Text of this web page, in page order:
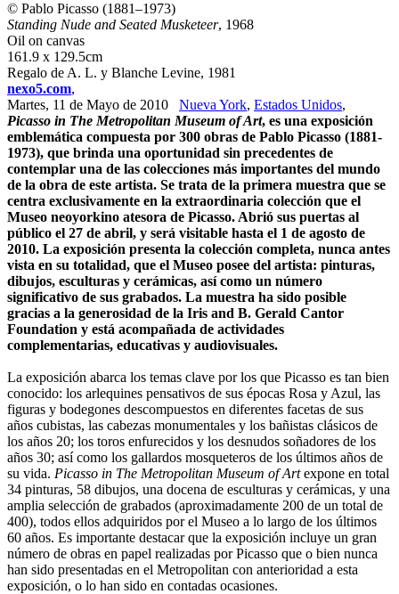
© Pablo Picasso (1881–1973)
Standing Nude and Seated Musketeer, 1968
Oil on canvas
161.9 x 129.5cm
Regalo de A. L. y Blanche Levine, 1981
nexo5.com,
Martes, 11 de Mayo de 2010 Nueva York, Estados Unidos,
Picasso in The Metropolitan Museum of Art, es una exposición
emblemática compuesta por 300 obras de Pablo Picasso (1881-
1973), que brinda una oportunidad sin precedentes de
contemplar una de las colecciones más importantes del mundo
de la obra de este artista. Se trata de la primera muestra que se
centra exclusivamente en la extraordinaria colección que el
Museo neoyorkino atesora de Picasso. Abrió sus puertas al
público el 27 de abril, y será visitable hasta el 1 de agosto de
2010. La exposición presenta la colección completa, nunca antes
vista en su totalidad, que el Museo posee del artista: pinturas,
dibujos, esculturas y cerámicas, así como un número
significativo de sus grabados. La muestra ha sido posible
gracias a la generosidad de la Iris and B. Gerald Cantor
Foundation y está acompañada de actividades
complementarias, educativas y audiovisuales.
La exposición abarca los temas clave por los que Picasso es tan bien
conocido: los arlequines pensativos de sus épocas Rosa y Azul, las
figuras y bodegones descompuestos en diferentes facetas de sus
años cubistas, las cabezas monumentales y los bañistas clásicos de
los años 20; los toros enfurecidos y los desnudos soñadores de los
años 30; así como los gallardos mosqueteros de los últimos años de
su vida. Picasso in The Metropolitan Museum of Artexpone en total
34 pinturas, 58 dibujos, una docena de esculturas y cerámicas, y una
amplia selección de grabados (aproximadamente 200 de un total de
400), todos ellos adquiridos por el Museo a lo largo de los últimos
60 años. Es importante destacar que la exposición incluye un gran
número de obras en papel realizadas por Picasso que o bien nunca
han sido presentadas en el Metropolitan con anterioridad a esta
exposición, o lo han sido en contadas ocasiones.